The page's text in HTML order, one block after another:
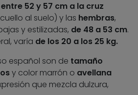
entre 52 y 57 cm a la cruz
al suelo) y las hembras,
y estilizadas, de 48 a 53 cm.
varía de los 20 a los 25 kg.
español son de tamaño
y color marrón o avellana
que mezcla dulzura,